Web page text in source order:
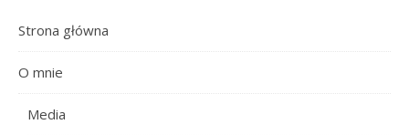
Strona główna
O mnie
Media